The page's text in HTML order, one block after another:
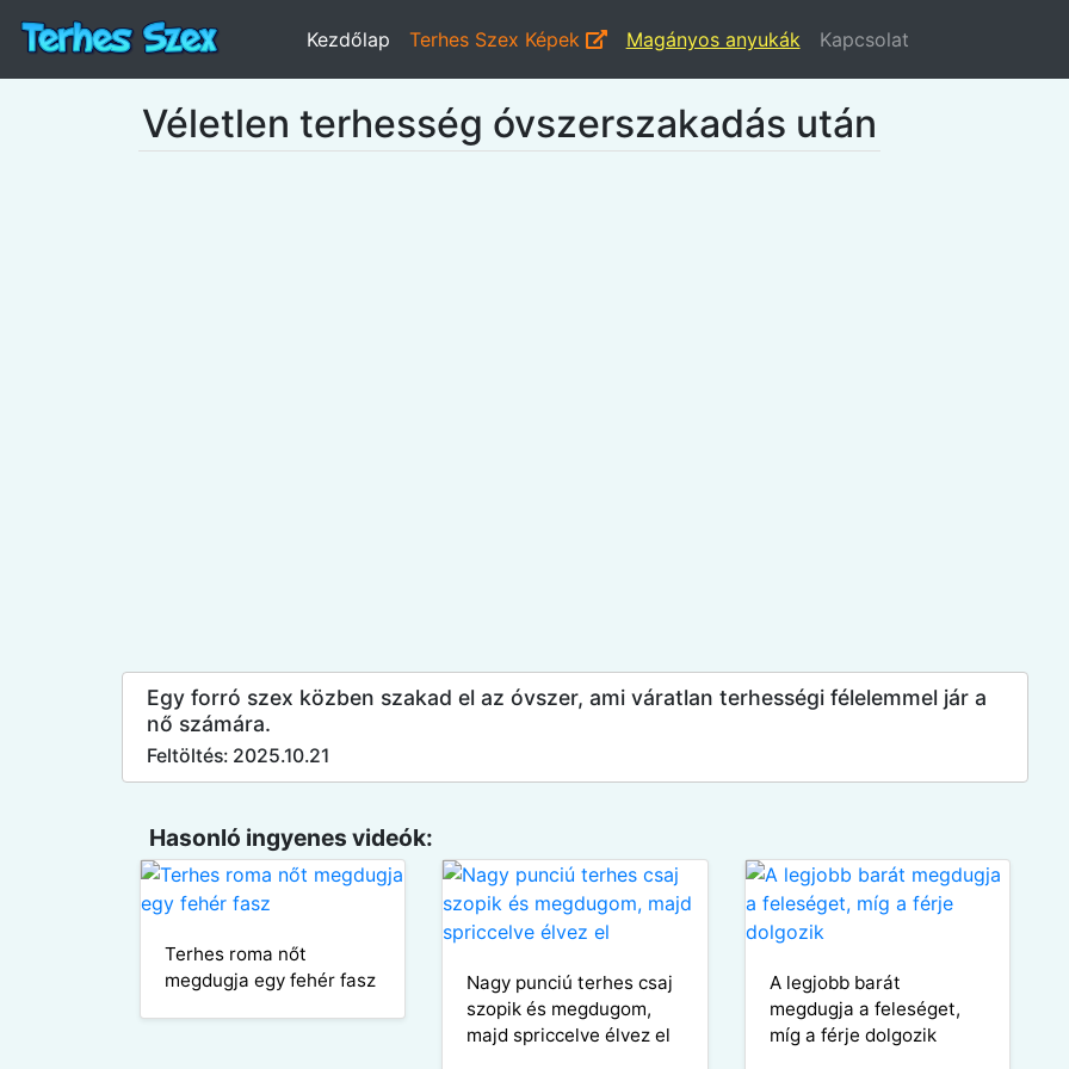
Kezdőlap Terhes Szex Képek Magányos anyukák Kapcsolat
Véletlen terhesség óvszerszakadás után
Egy forró szex közben szakad el az óvszer, ami váratlan terhességi félelemmel jár a
nő számára.
Feltöltés: 2025.10.21
Hasonló ingyenes videók:
Terhes roma nőt
megdugja egy fehér fasz
Nagy punciú terhes csaj
szopik és megdugom,
majd spriccelve élvez el
A legjobb barát
megdugja a feleséget,
míg a férje dolgozik